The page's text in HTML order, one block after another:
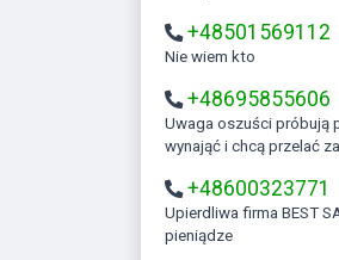
+48501569112
Nie wiem kto
+48695855606
Uwaga oszuści próbują przejąć konta bankowe. Chcą coś kupić
wynająć i chcą przelać
+48600323771
Upierdliwa firma BEST SA. Nagabująca i próbująca wyłudzać
pieniądze